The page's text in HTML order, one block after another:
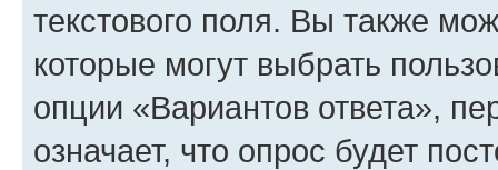
текстового поля. Вы также
которые могут выбрать
опции «Вариантов ответа»,
означает, что опрос будет